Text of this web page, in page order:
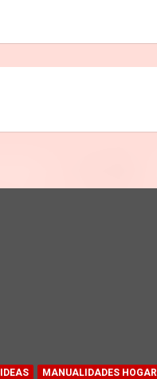
IDEAS MANUALIDADES HOGAR